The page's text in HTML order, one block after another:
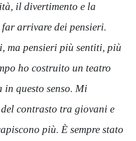
il divertimento e la
far arrivare dei pensieri.
ma pensieri più sentiti, più
ho costruito un teatro
in questo senso. Mi
contrasto tra giovani e
più. È sempre stato